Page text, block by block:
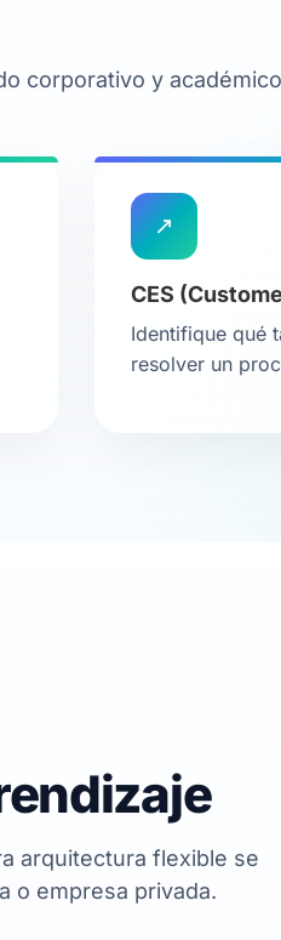
corporativo y
↗
CES
Identifique qué
resolver un
arquitectura flexible se
o empresa privada.